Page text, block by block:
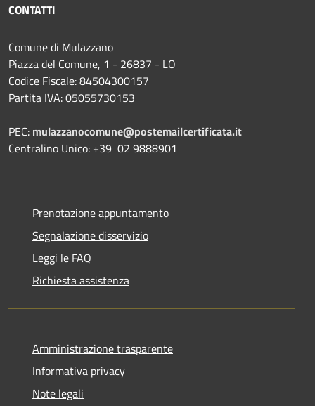
CONTATTI
Comune di Mulazzano
Piazza del Comune, 1 - 26837 - LO
Codice Fiscale: 84504300157
Partita IVA: 05055730153
PEC: mulazzanocomune@postemailcertificata.it
Centralino Unico: +39 02 9888901
Prenotazione appuntamento
Segnalazione disservizio
Leggi le FAQ
Richiesta assistenza
Amministrazione trasparente
Informativa privacy
Note legali